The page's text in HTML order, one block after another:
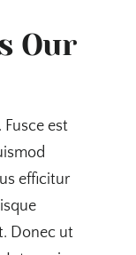
Our
Fusce est
efficitur
Donec ut